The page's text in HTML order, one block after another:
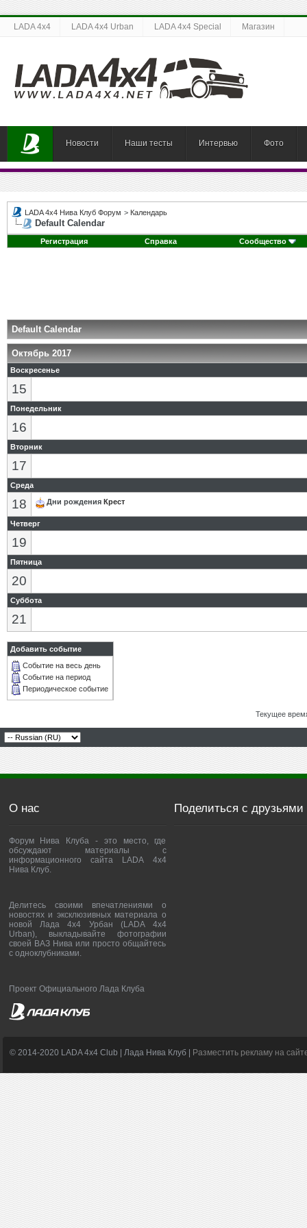
LADA 4x4 LADA 4x4 Urban LADA 4x4 Special Магазин
Новости Наши тесты Интервью Фото
LADA 4x4 Нива Клуб Форум > Календарь
Default Calendar
Регистрация Справка Сообщество
Default Calendar
Октябрь 2017
Воскресенье
15
Понедельник
16
Вторник
17
Среда
18 Дни рождения Крест
Четверг
19
Пятница
20
Суббота
21
Добавить событие
Событие на весь день
Событие на период
Периодическое событие
Текущее
О нас
Форум Нива Клуба - это место, где
обсуждают материалы с
информационного сайта LADA 4x4
Нива Клуб.
Делитесь своими впечатлениями о
новостях и эксклюзивных материала о
новой Лада 4х4 Урбан (LADA 4x4
Urban), выкладывайте фотографии
своей ВАЗ Нива или просто общайтесь
с одноклубниками.
Проект Официального Лада Клуба
Поделиться с друзьями
© 2014-2020 LADA 4x4 Club | Лада Нива Клуб | Разместить рекламу на